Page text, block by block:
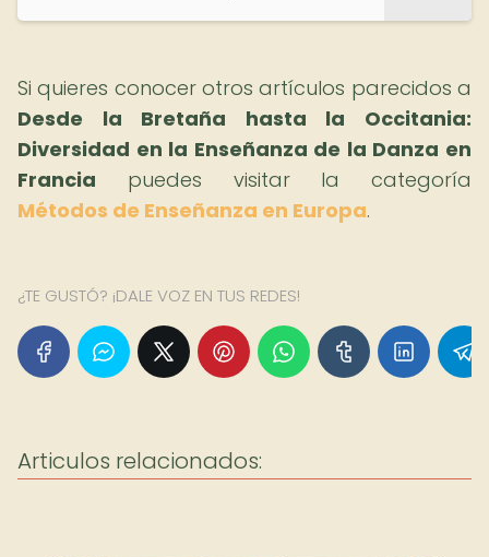
Si quieres conocer otros artículos parecidos a
Desde la Bretaña hasta la Occitania:
Diversidad en la Enseñanza de la Danza en
Francia puedes visitar la categoría
Métodos de Enseñanza en Europa.
¿TE GUSTÓ? ¡DALE VOZ EN TUS REDES!
Articulos relacionados: